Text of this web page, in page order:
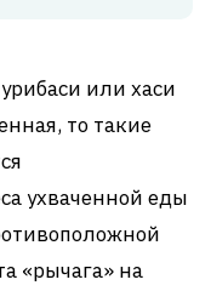
или хаси
то такие
ухваченной еды
«рычага» на